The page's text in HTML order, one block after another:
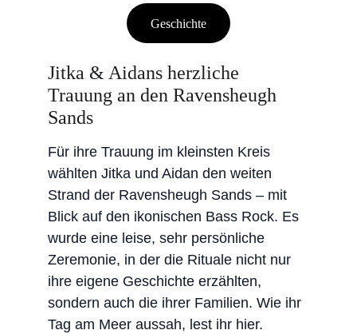
Jitka & Aidans herzliche
Trauung an den Ravensheugh
Sands
Für ihre Trauung im kleinsten Kreis
wählten Jitka und Aidan den weiten
Strand der Ravensheugh Sands – mit
Blick auf den ikonischen Bass Rock. Es
wurde eine leise, sehr persönliche
Zeremonie, in der die Rituale nicht nur
ihre eigene Geschichte erzählten,
sondern auch die ihrer Familien. Wie ihr
Tag am Meer aussah, lest ihr hier.
Geschichte